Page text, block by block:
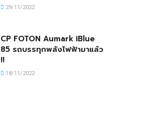
29/11/2022
CP FOTON Aumark iBlue
85 รถบรรทุกพลังไฟฟ้ามาแล้ว
!!
18/11/2022